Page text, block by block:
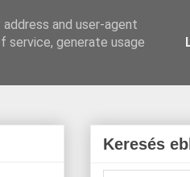
Keresés
and user-agent
service, generate usage